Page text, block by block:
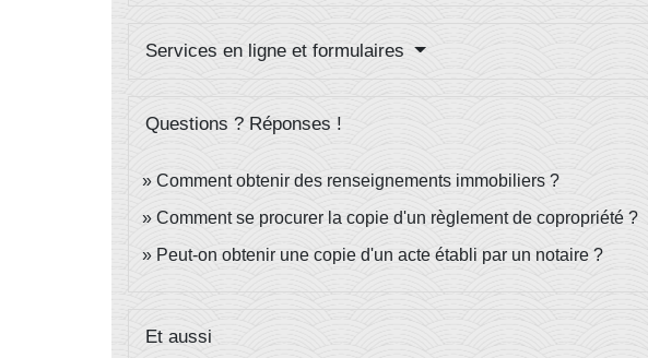
Services en ligne et formulaires
Questions ? Réponses !
Comment obtenir des renseignements immobiliers ?
Comment se procurer la copie d'un règlement de copropriété ?
Peut-on obtenir une copie d'un acte établi par un notaire ?
Et aussi